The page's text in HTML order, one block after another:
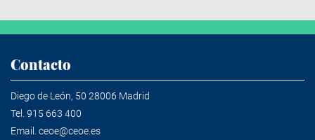
Contacto
Diego de León, 50 28006 Madrid
Tel. 915 663 400
Email. ceoe@ceoe.es